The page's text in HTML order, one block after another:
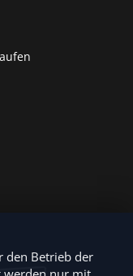
den Betrieb der